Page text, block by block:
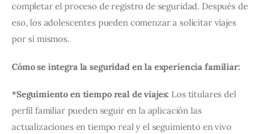
completar el proceso de registro de seguridad. Después de
eso, los adolescentes pueden comenzar a solicitar viajes
por sí mismos.
Cómo se integra la seguridad en la experiencia familiar:
*Seguimiento en tiempo real de viajes: Los titulares del
perfil familiar pueden seguir en la aplicación las
actualizaciones en tiempo real y el seguimiento en vivo